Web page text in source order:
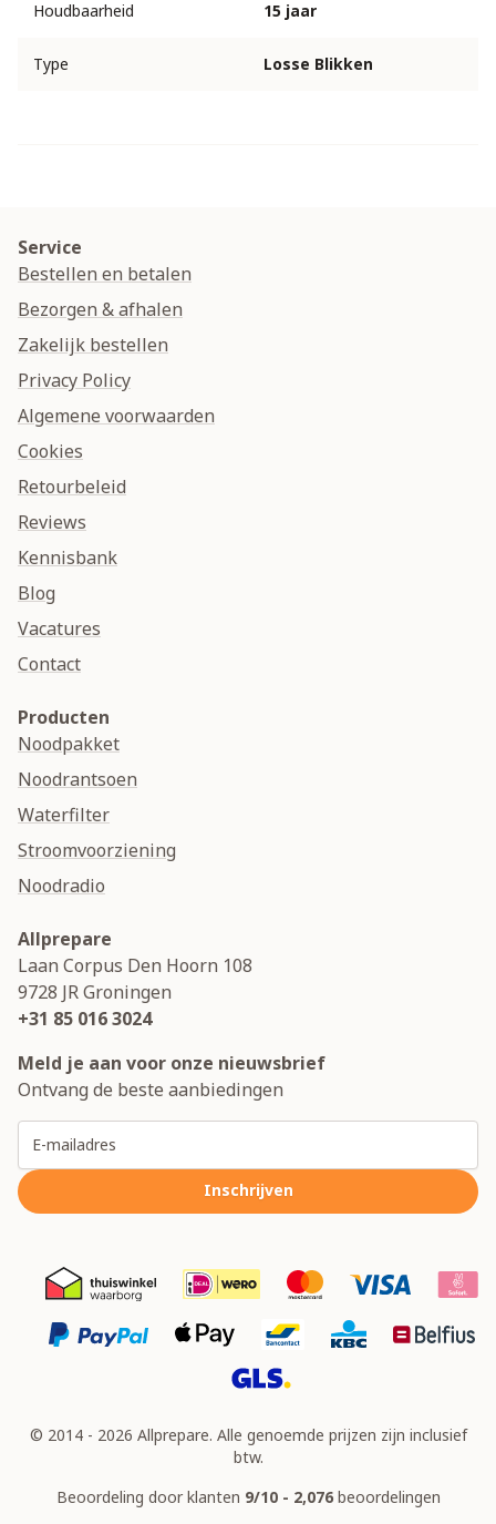
Houdbaarheid 15 jaar
Type Losse Blikken
Service
Bestellen en betalen
Bezorgen & afhalen
Zakelijk bestellen
Privacy Policy
Algemene voorwaarden
Cookies
Retourbeleid
Reviews
Kennisbank
Blog
Vacatures
Contact
Producten
Noodpakket
Noodrantsoen
Waterfilter
Stroomvoorziening
Noodradio
Allprepare
Laan Corpus Den Hoorn 108
9728 JRGroningen
+31 85 016 3024
Meld je aan voor onze nieuwsbrief
Ontvang de beste aanbiedingen
Inschrijven
© 2014 - 2026 Allprepare. Alle genoemde prijzen zijn inclusief
btw.
Beoordeling door klanten 9/10 - 2,076beoordelingen